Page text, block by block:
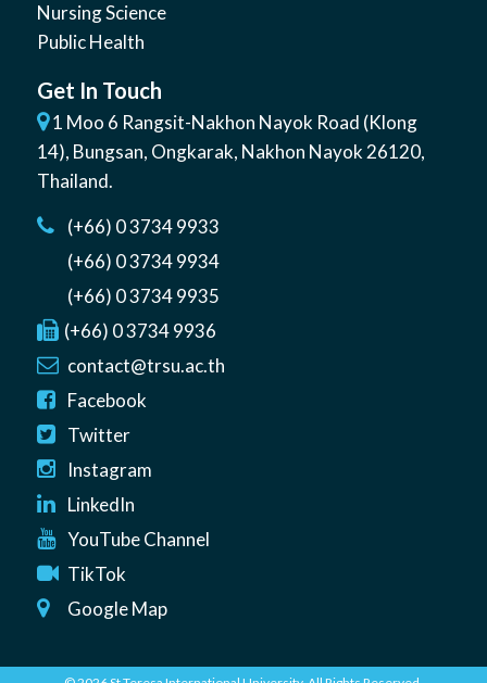
Nursing Science
Public Health
Get In Touch
1 Moo 6 Rangsit-Nakhon Nayok Road (Klong
14), Bungsan, Ongkarak, Nakhon Nayok26120,
Thailand.
(+66) 0 3734 9933
(+66) 0 3734 9934
(+66) 0 3734 9935
(+66) 0 3734 9936
contact@trsu.ac.th
Facebook
Twitter
Instagram
LinkedIn
YouTube Channel
TikTok
Google Map